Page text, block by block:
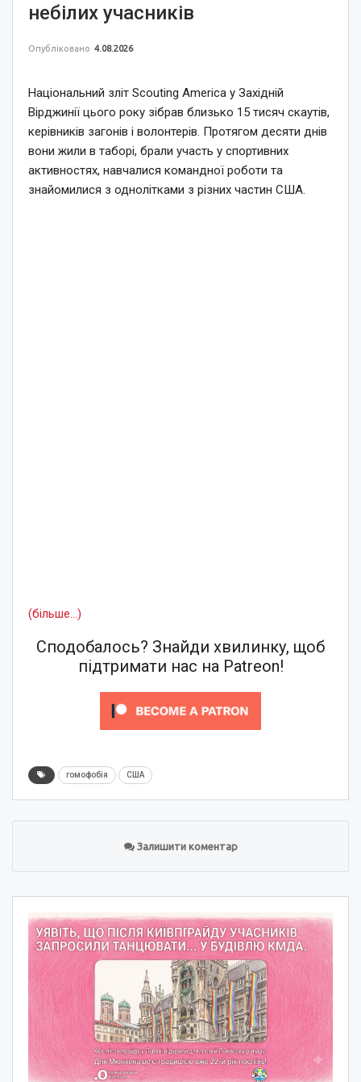
небілих учасників
Опубліковано 4.08.2026
Національний зліт Scouting America у Західній
Вірджинії цього року зібрав близько 15 тисяч скаутів,
керівників загонів і волонтерів. Протягом десяти днів
вони жили в таборі, брали участь у спортивних
активностях, навчалися командної роботи та
знайомилися з однолітками з різних частин США.
(більше…)
Сподобалось? Знайди хвилинку, щоб
підтримати нас на Patreon!
гомофобія США
Залишити коментар